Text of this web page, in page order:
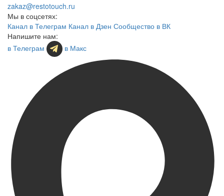
zakaz@restotouch.ru
Мы в соцсетях:
Канал в Телеграм Канал в Дзен Сообщество в ВК
Напишите нам:
в Телеграм
в Макс